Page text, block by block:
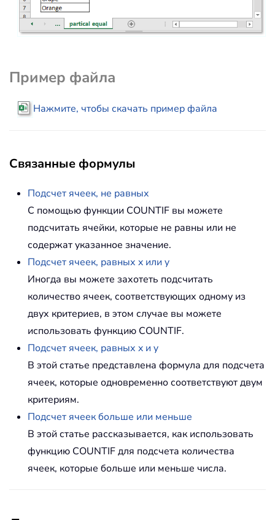
Пример файла
Нажмите, чтобы скачать пример файла
Связанные формулы
Подсчет ячеек, не равных
С помощью функции COUNTIF вы можете
подсчитать ячейки, которые не равны или не
содержат указанное значение.
Подсчет ячеек, равных x или y
Иногда вы можете захотеть подсчитать
количество ячеек, соответствующих одному из
двух критериев, в этом случае вы можете
использовать функцию COUNTIF.
Подсчет ячеек, равных x и y
В этой статье представлена формула для подсчета
ячеек, которые одновременно соответствуют двум
критериям.
Подсчет ячеек больше или меньше
В этой статье рассказывается, как использовать
функцию COUNTIF для подсчета количества
ячеек, которые больше или меньше числа.